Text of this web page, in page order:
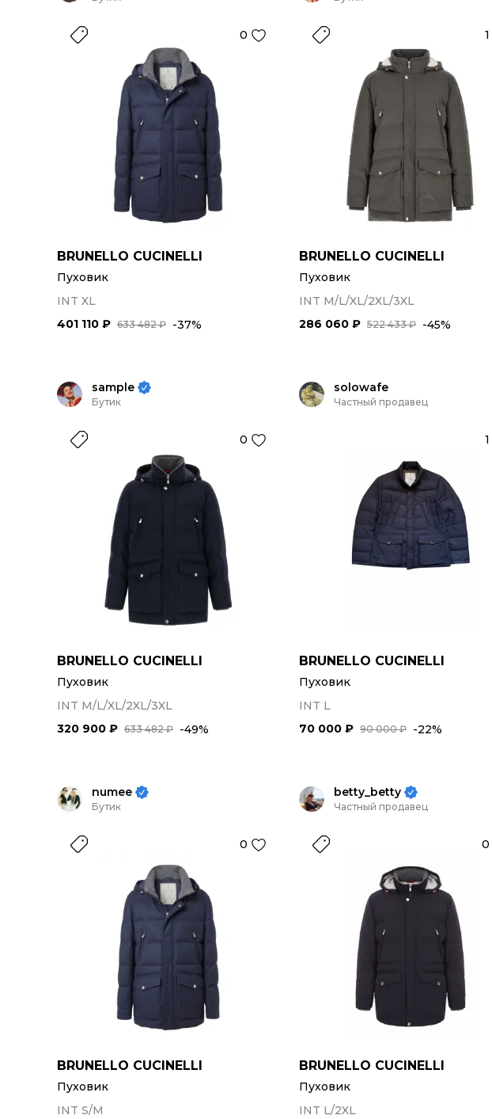
0
BRUNELLO CUCINELLI
Пуховик
INT XL
633 482 ₽
401 110 ₽ -37%
1
BRUNELLO CUCINELLI
Пуховик
INT M/L/XL/2XL/3XL
522 433 ₽
286 060 ₽ -45%
sample
Бутик
0
BRUNELLO CUCINELLI
Пуховик
INT M/L/XL/2XL/3XL
633 482 ₽
320 900 ₽ -49%
solowafe
Частный продавец
1
BRUNELLO CUCINELLI
Пуховик
INT L
90 000 ₽
70 000 ₽ -22%
numee
Бутик
0
BRUNELLO CUCINELLI
Пуховик
INT S/M
betty_betty
Частный продавец
0
BRUNELLO CUCINELLI
Пуховик
INT L/2XL